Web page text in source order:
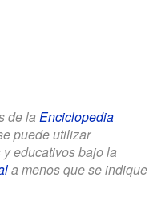
de la Enciclopedia
puede utilizar
educativos bajo la
a menos que se indique